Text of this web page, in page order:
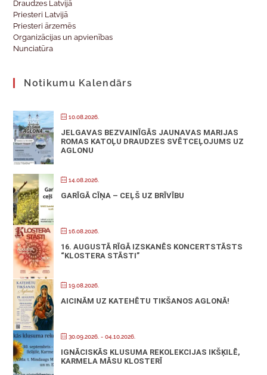
Draudzes Latvijā
Priesteri Latvijā
Priesteri ārzemēs
Organizācijas un apvienības
Nunciatūra
Notikumu Kalendārs
10.08.2026.
JELGAVAS BEZVAINĪGĀS JAUNAVAS MARIJAS
ROMAS KATOĻU DRAUDZES SVĒTCEĻOJUMS UZ
AGLONU
14.08.2026.
GARĪGĀ CĪŅA – CEĻŠ UZ BRĪVĪBU
16.08.2026.
16. AUGUSTĀ RĪGĀ IZSKANĒS KONCERTSTĀSTS
“KLOSTERA STĀSTI”
19.08.2026.
AICINĀM UZ KATEHĒTU TIKŠANOS AGLONĀ!
30.09.2026. - 04.10.2026.
IGNĀCISKĀS KLUSUMA REKOLEKCIJAS IKŠĶILĒ,
KARMELA MĀSU KLOSTERĪ